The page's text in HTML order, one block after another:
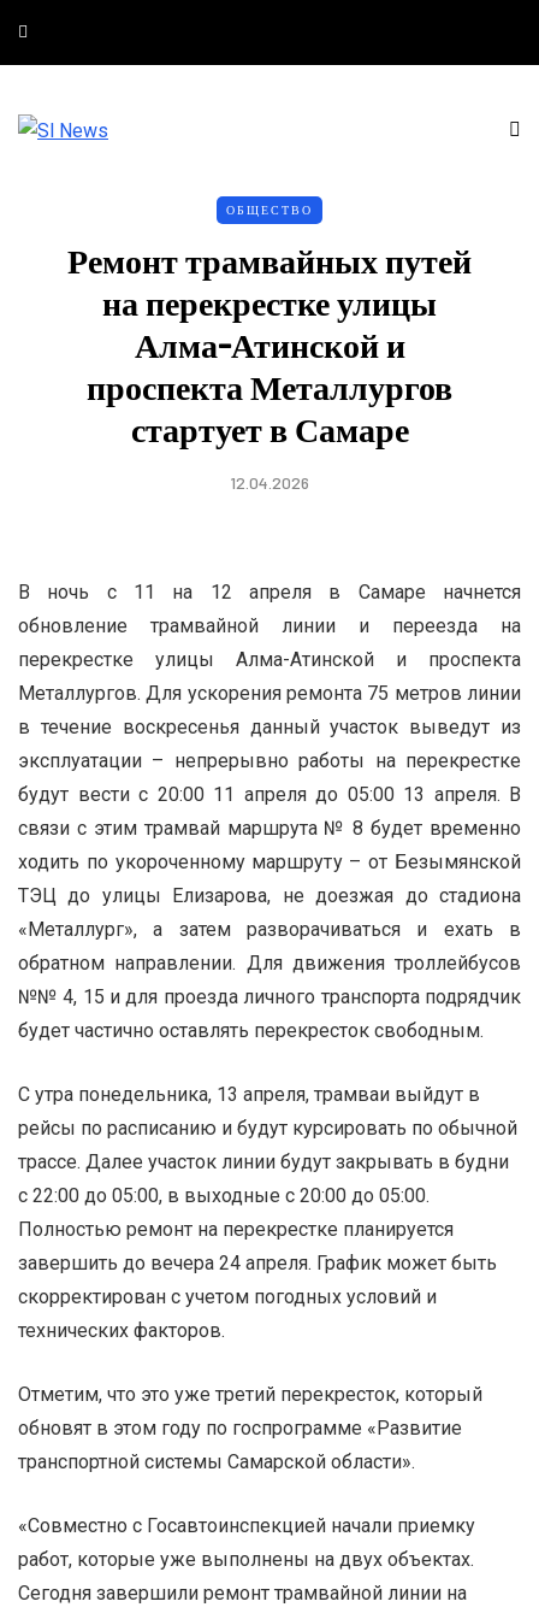
ОБЩЕСТВО
Ремонт трамвайных путей
на перекрестке улицы
Алма-Атинской и
проспекта Металлургов
стартует в Самаре
12.04.2026
В ночь с 11 на 12 апреля в Самаре начнется
обновление трамвайной линии и переезда на
перекрестке улицы Алма-Атинской и проспекта
Металлургов. Для ускорения ремонта 75 метров линии
в течение воскресенья данный участок выведут из
эксплуатации – непрерывно работы на перекрестке
будут вести с 20:00 11 апреля до 05:00 13 апреля. В
связи с этим трамвай маршрута № 8 будет временно
ходить по укороченному маршруту – от Безымянской
ТЭЦ до улицы Елизарова, не доезжая до стадиона
«Металлург», а затем разворачиваться и ехать в
обратном направлении. Для движения троллейбусов
№№ 4, 15 и для проезда личного транспорта подрядчик
будет частично оставлять перекресток свободным.
С утра понедельника, 13 апреля, трамваи выйдут в
рейсы по расписанию и будут курсировать по обычной
трассе. Далее участок линии будут закрывать в будни
с 22:00 до 05:00, в выходные с 20:00 до 05:00.
Полностью ремонт на перекрестке планируется
завершить до вечера 24 апреля. График может быть
скорректирован с учетом погодных условий и
технических факторов.
Отметим, что это уже третий перекресток, который
обновят в этом году по госпрограмме «Развитие
транспортной системы Самарской области».
«Совместно с Госавтоинспекцией начали приемку
работ, которые уже выполнены на двух объектах.
Сегодня завершили ремонт трамвайной линии на